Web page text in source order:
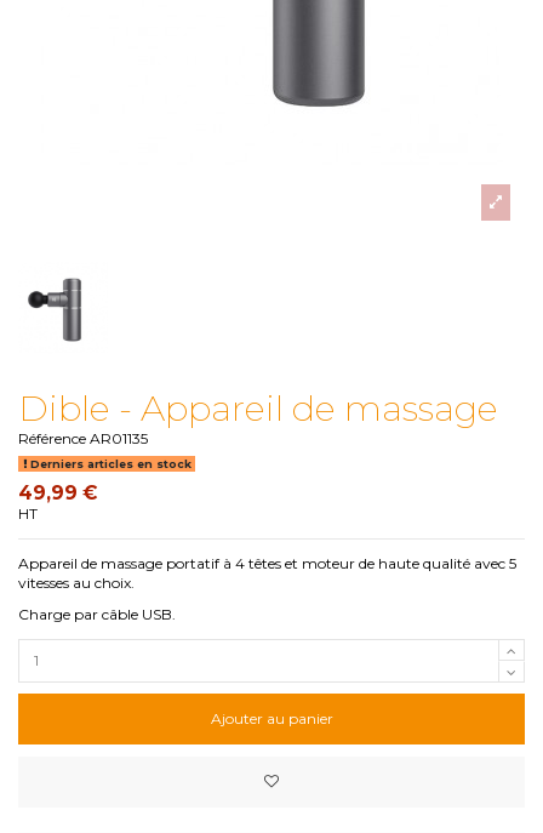
Dible - Appareil de massage
Référence AR01135
Derniers articles en stock
49,99 €
HT
Appareil de massage portatif à 4 têtes et moteur de haute qualité avec 5
vitesses au choix.
Charge par câble USB.
Ajouter au panier